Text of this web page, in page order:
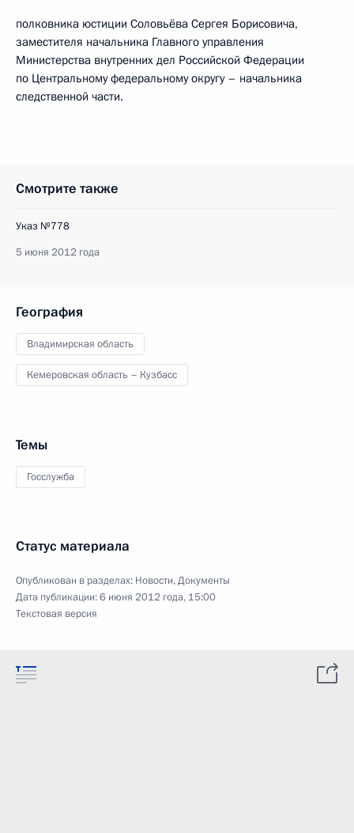
полковника юстиции Соловьёва Сергея Борисовича,
заместителя начальника Главного управления
Министерства внутренних дел Российской Федерации
по Центральному федеральному округу – начальника
следственной части.
Смотрите также
Указ №778
5 июня 2012 года
География
Владимирская область
Кемеровская область – Кузбасс
Темы
Госслужба
Статус материала
Опубликован в разделах: Новости,Документы
Дата публикации:6 июня 2012 года, 15:00
Текстовая версия